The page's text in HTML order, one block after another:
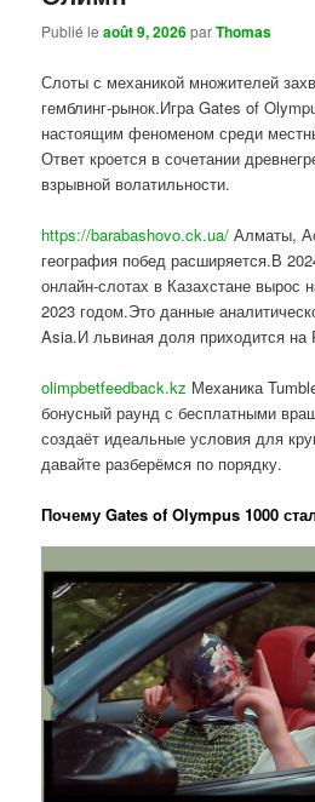
Publié leaoût 9, 2026parThomas
Слоты с механикой множителей
гемблинг-рынок.Игра Gates of
настоящим феноменом среди
Ответ кроется в сочетании
взрывной волатильности.
https://barabashovo.ck.ua/ Алматы,
география побед расширяется.В
онлайн-слотах в Казахстане вырос
2023 годом.Это данные
Asia.И львиная доля приходится на
olimpbetfeedback.kz Механика
бонусный раунд с бесплатными
создаёт идеальные условия для
давайте разберёмся по порядку.
Почему Gates of Olympus 1000